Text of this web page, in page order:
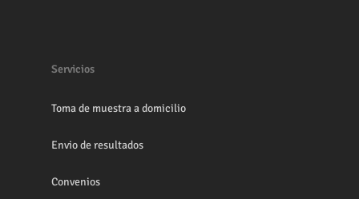
Servicios
Toma de muestra a domicilio
Envio de resultados
Convenios